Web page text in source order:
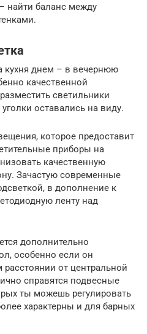
найти баланс между
кухня днем – в вечернюю
качественной
светильники
оставались на виду.
которое предоставит
приборы на
качественную
Зачастую современные
в дополнение к
ленту над
дополнительно
особенно если он
от центральной
справятся подвесные
ты можешь регулировать
характерны и для барных